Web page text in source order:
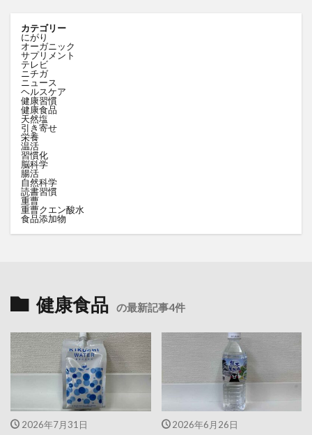
カテゴリー
にがり
オーガニック
サプリメント
テレビ
ニチガ
ニュース
ヘルスケア
健康習慣
健康食品
天然塩
引き寄せ
栄養
温活
習慣化
脳科学
腸活
自然科学
読書習慣
重曹
重曹クエン酸水
食品添加物
健康食品 の最新記事4件
2026年7月31日 2026年6月26日